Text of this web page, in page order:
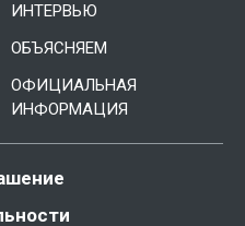
ИНТЕРВЬЮ
ОБЪЯСНЯЕМ
ОФИЦИАЛЬНАЯ
ИНФОРМАЦИЯ